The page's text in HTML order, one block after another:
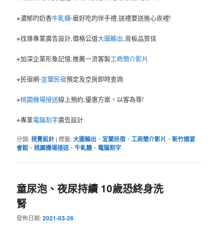
※濃郁的奶香牛軋糖-最好吃的伴手禮,送禮要送進心崁裡!
※找尋專業廣告設計,價格公道大圖輸出,背板品質佳
※加深企業形象記憶,推薦一流客製工商簡介影片
※民宿網-宜蘭民宿預定及空房即時查詢
※桃園機場接送線上預約,優惠方案，以客為尊!
※專業電腦割字廣告設計
分類:視覺設計 |標籤:大圖輸出 、 宜蘭民宿 、工商簡介影片 、新竹婚宴
會館 、桃園機場接送 、牛軋糖 、 電腦割字
童尿泡、夜尿持續 10歲恐終身洗
腎
發佈日期:2021-03-26